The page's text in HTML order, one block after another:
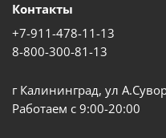
Контакты
+7-911-478-11-13
8-800-300-81-13
г Калининград, ул
Работаем с 9:00-20:00